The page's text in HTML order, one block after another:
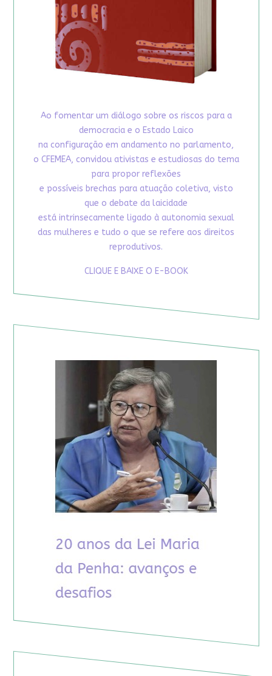
Ao fomentar um diálogo sobre os riscos para a
democracia e o Estado Laico
na configuração em andamento no parlamento,
o CFEMEA, convidou ativistas e estudiosas do tema
para propor reflexões
e possíveis brechas para atuação coletiva, visto
que o debate da laicidade
está intrinsecamente ligado à autonomia sexual
das mulheres e tudo o que se refere aos direitos
reprodutivos.
CLIQUE E BAIXE O E-BOOK